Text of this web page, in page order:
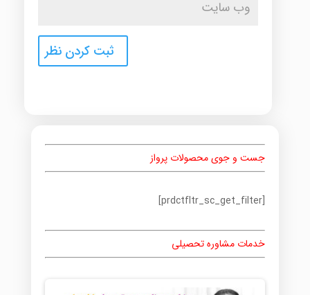
جست و جوی محصولات پرواز
[prdctfltr_sc_get_filter]
خدمات مشاوره تحصیلی